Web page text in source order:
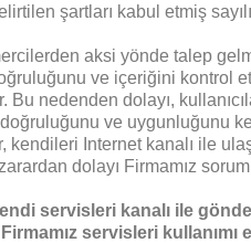
şartları kabul etmiş
aksi yönde talep
ve içeriğini kontrol
Bu nedenden dolayı,
ve uygunluğunu
kendileri Internet kanalı ile
dolayı Firmamız
kendi servisleri kanalı ile
servisleri